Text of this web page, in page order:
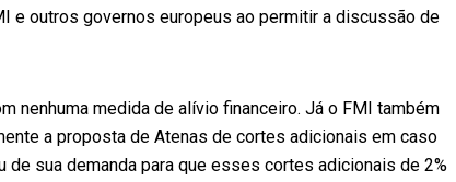
e outros governos europeus ao permitir a discussão de
nenhuma medida de alívio financeiro. Já o FMI também
a proposta de Atenas de cortes adicionais em caso
sua demanda para que esses cortes adicionais de 2%